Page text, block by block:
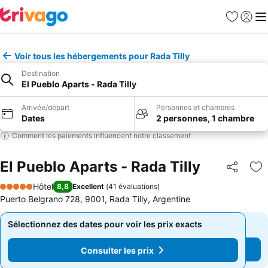
Favoris
Se
Voir tous les hébergements pour Rada Tilly
Destination
El Pueblo Aparts - Rada Tilly
Arrivée/départ
Dates
Personnes et chambres
2 personnes, 1 chambre
Comment les paiements influencent notre classement
El Pueblo Aparts - Rada Tilly Partager
5 Étoiles
Hôtel 8,8 Excellent (41 évaluations)
Puerto Belgrano 728, 9001, Rada Tilly, Argentine
Sélectionnez des dates pour voir les prix exacts
Consulter les prix
Sélectionnez des dates pour voir les prix exacts
Consulter les prix